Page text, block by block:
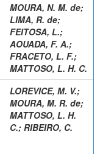
MOURA, N. M. de;
LIMA, R. de;
FEITOSA, L.;
AOUADA, F. A.;
FRACETO, L. F.;
MATTOSO, L. H. C.
LOREVICE, M. V.;
MOURA, M. R. de;
MATTOSO, L. H.
C.; RIBEIRO, C.